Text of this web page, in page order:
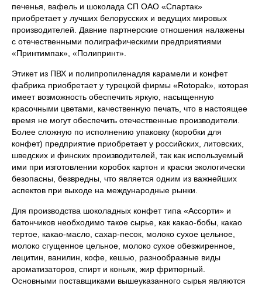
печенья, вафель и шоколада СП ОАО «Спартак»
приобретает у лучших белорусских и ведущих мировых
производителей. Давние партнерские отношения налажены
с отечественными полиграфическими предприятиями
«Принтимпак», «Полипринт».
Этикет из ПВХ и полипропиленадля карамели и конфет
фабрика приобретает у турецкой фирмы «Rotopak», которая
имеет возможность обеспечить яркую, насыщенную
красочными цветами, качественную печать, что в настоящее
время не могут обеспечить отечественные производители.
Более сложную по исполнению упаковку (коробки для
конфет) предприятие приобретает у российских, литовских,
шведских и финских производителей, так как используемый
ими при изготовлении коробок картон и краски экологически
безопасны, безвредны, что является одним из важнейших
аспектов при выходе на международные рынки.
Для производства шоколадных конфет типа «Ассорти» и
батончиков необходимо такое сырье, как какао-бобы, какао
тертое, какао-масло, сахар-песок, молоко сухое цельное,
молоко сгущенное цельное, молоко сухое обезжиренное,
лецитин, ванилин, кофе, кешью, разнообразные виды
ароматизаторов, спирт и коньяк, жир фритюрный.
Основными поставщиками вышеуказанного сырья являются